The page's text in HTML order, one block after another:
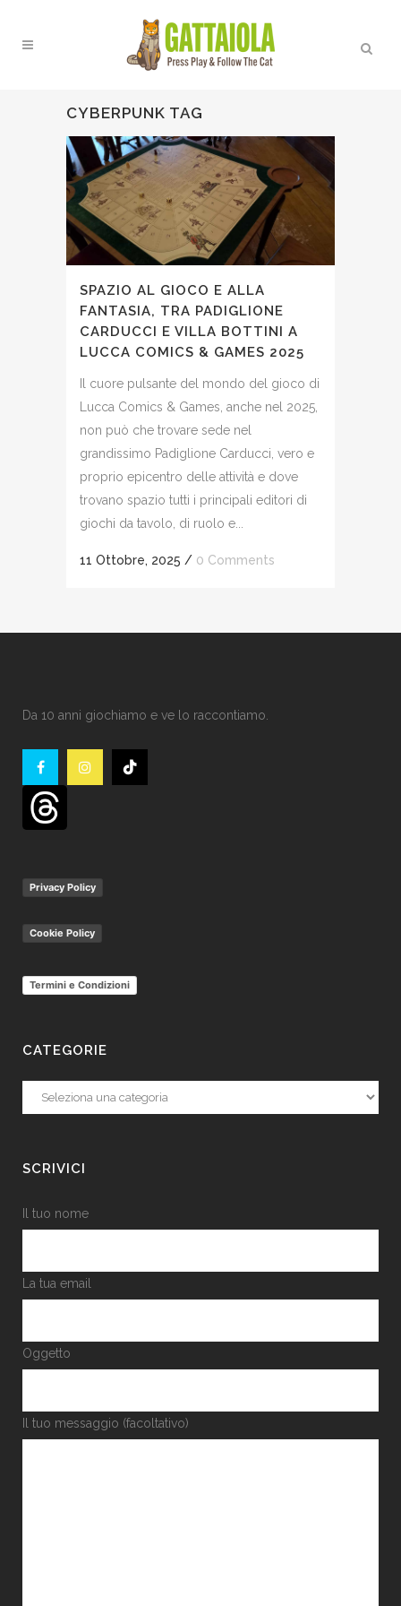
CYBERPUNK TAG
SPAZIO AL GIOCO E ALLA
FANTASIA, TRA PADIGLIONE
CARDUCCI E VILLA BOTTINI A
LUCCA COMICS & GAMES 2025
Il cuore pulsante del mondo del gioco di
Lucca Comics & Games, anche nel 2025,
non può che trovare sede nel
grandissimo Padiglione Carducci, vero e
proprio epicentro delle attività e dove
trovano spazio tutti i principali editori di
giochi da tavolo, di ruolo e...
11 Ottobre, 2025 / 0 Comments
Da 10 anni giochiamo e ve lo raccontiamo.
Privacy Policy
Cookie Policy
Termini e Condizioni
CATEGORIE
Categorie
SCRIVICI
Il tuo nome
La tua email
Oggetto
Il tuo messaggio (facoltativo)